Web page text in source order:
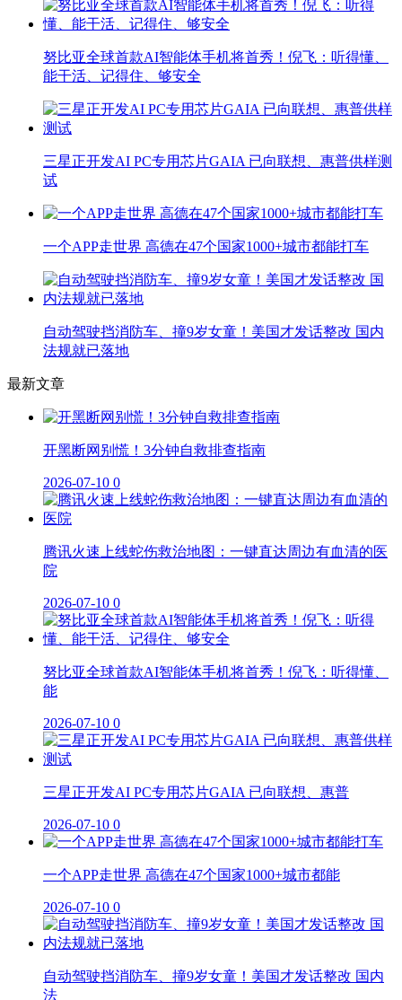
努比亚全球首款AI智能体手机将首秀！倪飞：听得懂、
能干活、记得住、够安全
三星正开发AI PC专用芯片GAIA 已向联想、惠普供样测
试
一个APP走世界 高德在47个国家1000+城市都能打车
自动驾驶挡消防车、撞9岁女童！美国才发话整改 国内
法规就已落地
最新文章
开黑断网别慌！3分钟自救排查指南
2026-07-10 0
腾讯火速上线蛇伤救治地图：一键直达周边有血清的医
院
2026-07-10 0
努比亚全球首款AI智能体手机将首秀！倪飞：听得懂、
能
2026-07-10 0
三星正开发AI PC专用芯片GAIA 已向联想、惠普
2026-07-10 0
一个APP走世界 高德在47个国家1000+城市都能
2026-07-10 0
自动驾驶挡消防车、撞9岁女童！美国才发话整改 国内
法